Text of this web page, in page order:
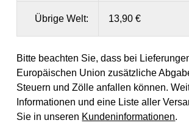
Übrige Welt: 13,90 €
Bitte beachten Sie, dass bei
Europäischen Union zusätzliche
Steuern und Zölle anfallen können.
Informationen und eine Liste aller
Sie in unseren Kundeninformationen.